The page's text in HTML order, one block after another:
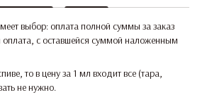
выбор: оплата полной суммы за заказ
оплата, с оставшейся суммой наложенным
то в цену за 1 мл входит все (тара,
не нужно.